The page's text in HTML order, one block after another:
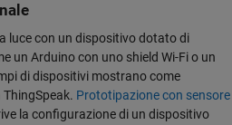
luce con un dispositivo dotato di
un Arduino con uno shield Wi-Fi o un
di dispositivi mostrano come
Prototipazione con sensore
la configurazione di un dispositivo